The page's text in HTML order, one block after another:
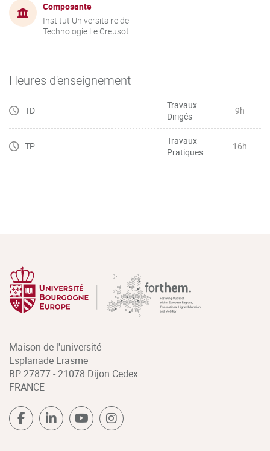
Composante
Institut Universitaire de
Technologie Le Creusot
Heures d'enseignement
TD
Travaux
Dirigés
9h
TP
Travaux
Pratiques
16h
Maison de l'université
Esplanade Erasme
BP 27877 - 21078 Dijon Cedex
FRANCE